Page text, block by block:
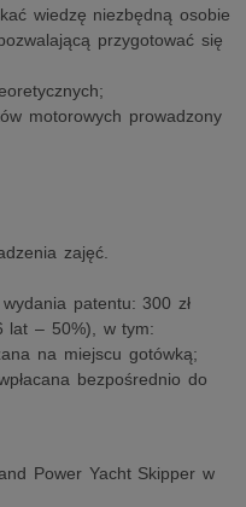
wiedzę niezbędną osobie
przygotować się
motorowych prowadzony
zajęć.
patentu: 300 zł
lat – 50%), w tym:
na miejscu gotówką;
bezpośrednio do
Power Yacht Skipper w